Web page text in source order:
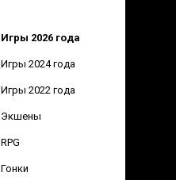
Игры 2026 года
Игры 2024 года
Игры 2022 года
Экшены
RPG
Гонки